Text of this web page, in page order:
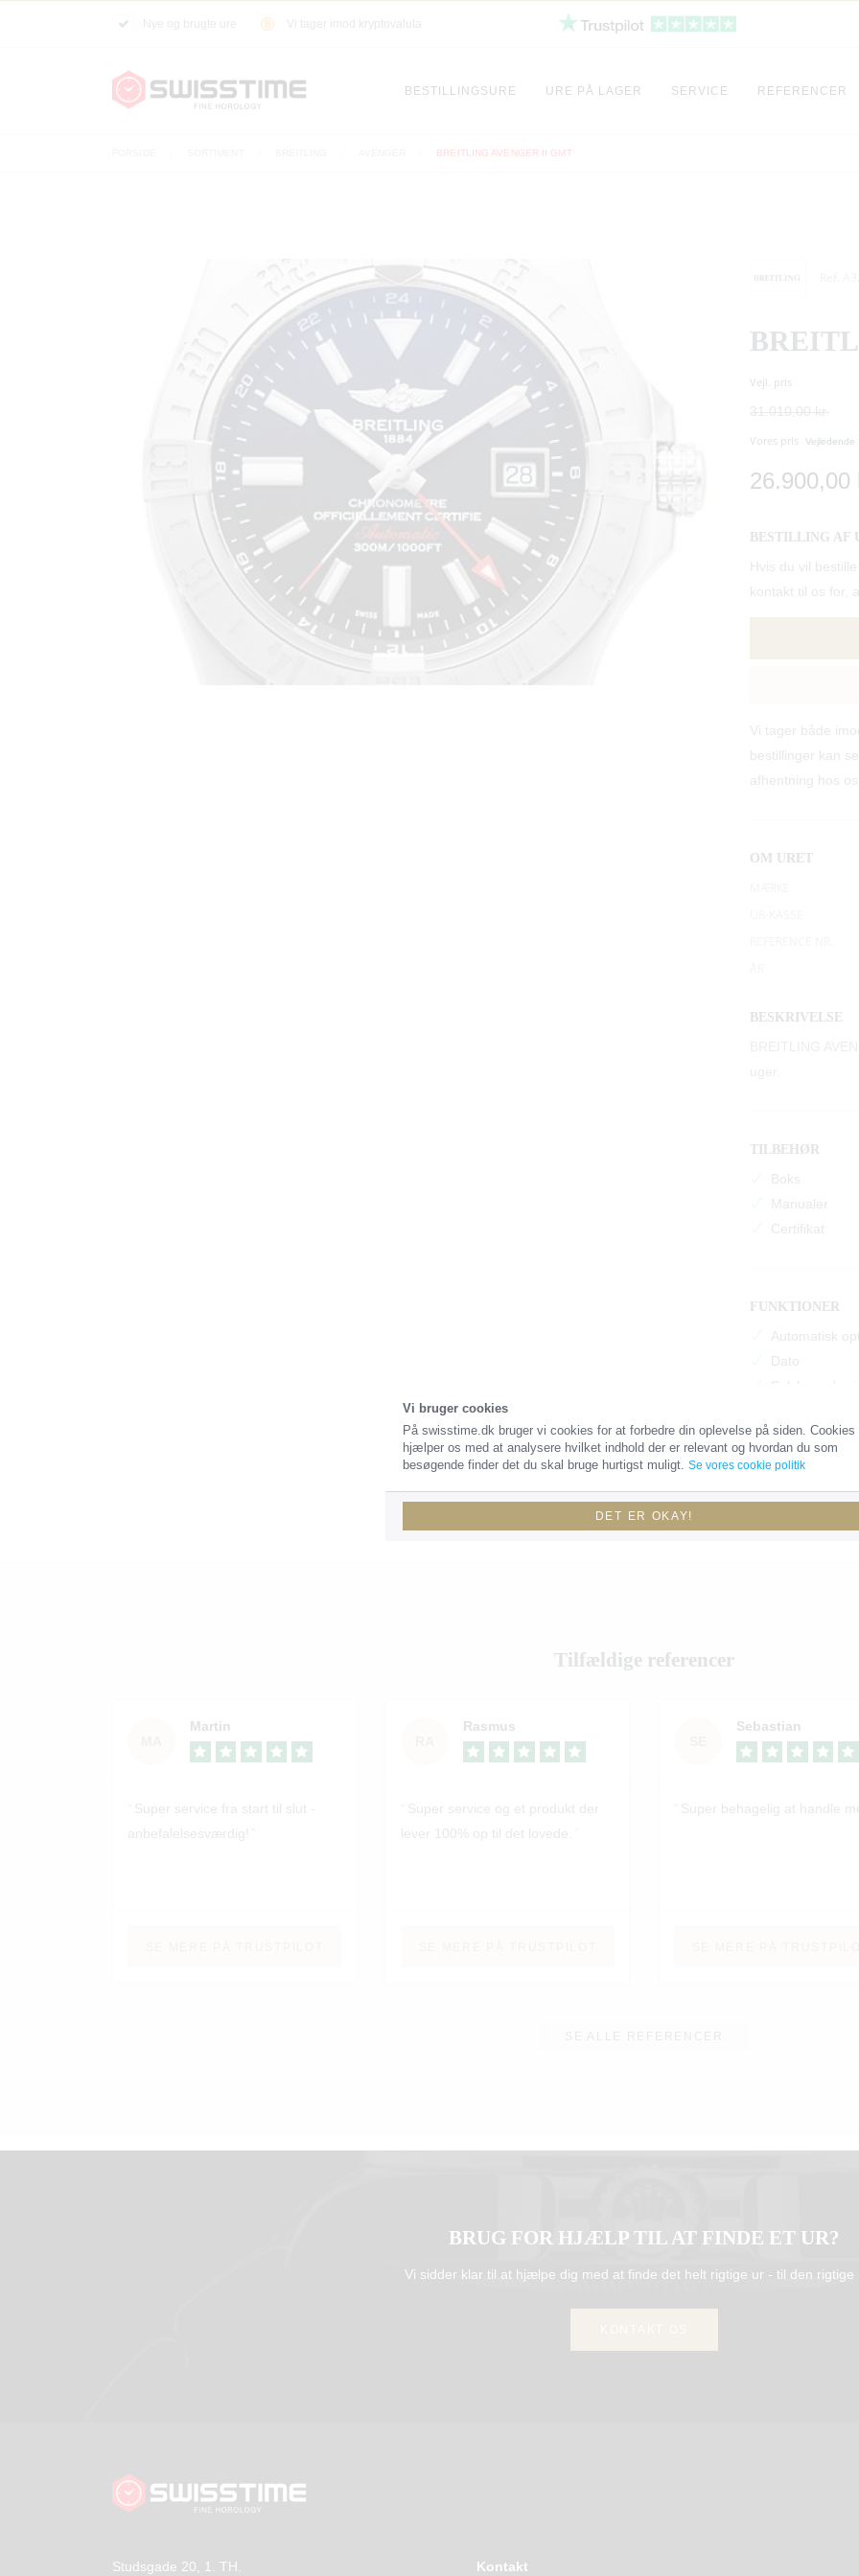
Nye og brugte ure Vi tager imod kryptovaluta
BESTILLINGSURE URE PÅ LAGER SERVICE REFERENCER
BREITLING AVENGER II GMT
Vejl. pris
31.010,00 kr.
Vores pris Vejledende
26.900,00
BESTILLING AF
Hvis du vil
kontakt til os for,
Vi tager både
bestillinger kan
afhentning hos os.
OM URET
BESKRIVELSE
TILBEHØR
Boks
Manualer
Certifikat
FUNKTIONER
Automatisk
Dato
Selvlysende
Drejbar lünette
Tilfældige referencer
Martin
Super service fra start til slut -
anbefalelsesværdig!
Rasmus
Super service og et produkt der
lever 100% op til det lovede.
Sebastian
Super behagelig at handle
BRUG FOR HJÆLP TIL AT FINDE ET UR?
Vi sidder klar til at hjælpe dig med at finde det helt rigtige ur - til den rigtige
Studsgade 20, 1. TH. Kontakt
Vi bruger cookies
På swisstime.dk bruger vi cookies for at forbedre din oplevelse på siden. Cookies
hjælper os med at analysere hvilket indhold der er relevant og hvordan du som
besøgende finder det du skal bruge hurtigst muligt. Se vores cookie politik
DET ER OKAY!